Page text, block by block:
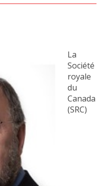
La
Société
royale
du
Canada
(SRC)